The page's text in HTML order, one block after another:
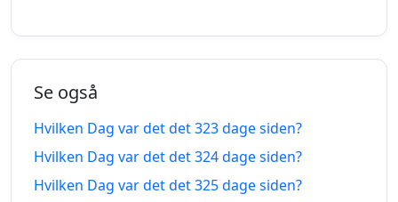
25.09.2025 19.06.2027
317 dage
siden
24.09.2025
dage
fra-
nu
20.06.2027
Se også
Hvilken Dag var det det 323 dage siden?
Hvilken Dag var det det 324 dage siden?
Hvilken Dag var det det 325 dage siden?